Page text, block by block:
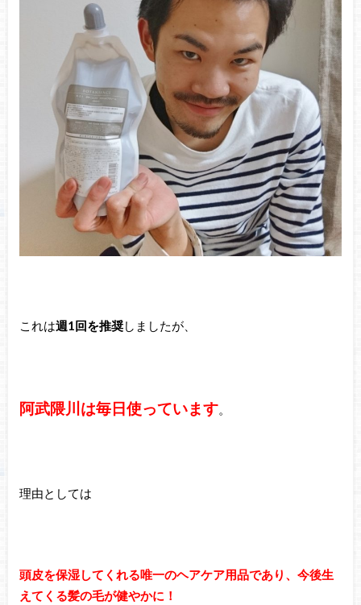
これは週1回を推奨しましたが、
阿武隈川は毎日使っています。
理由としては
頭皮を保湿してくれる唯一のヘアケア用品であり、今後生
えてくる髪の毛が健やかに！